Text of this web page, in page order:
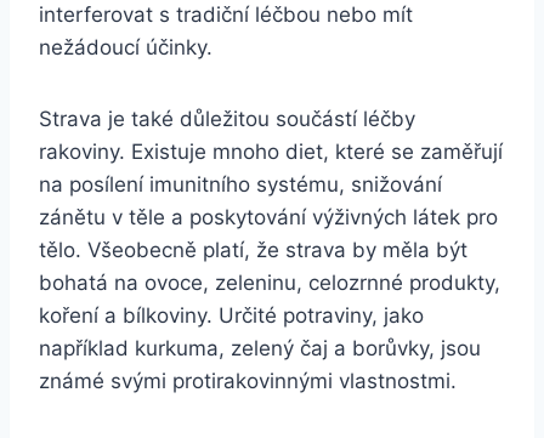
interferovat s tradiční léčbou nebo mít
nežádoucí účinky.
Strava je také důležitou součástí léčby
rakoviny. Existuje mnoho diet, které se zaměřují
na posílení imunitního systému, snižování
zánětu v těle a poskytování výživných látek pro
tělo. Všeobecně platí, že strava by měla být
bohatá na ovoce, zeleninu, celozrnné produkty,
koření a bílkoviny. Určité potraviny, jako
například kurkuma, zelený čaj a borůvky, jsou
známé svými protirakovinnými vlastnostmi.